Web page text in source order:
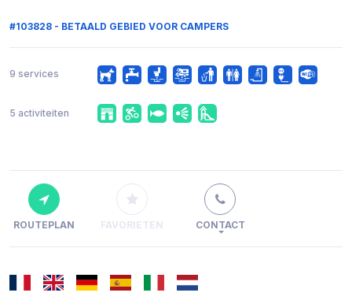
#103828 - BETAALD GEBIED VOOR CAMPERS
9 services
5 activiteiten
ROUTEPLAN FAVORIETEN CONTACT